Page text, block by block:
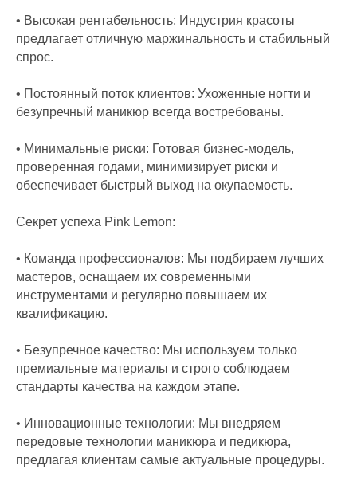
• Высокая рентабельность: Индустрия красоты
предлагает отличную маржинальность и стабильный
спрос.
• Постоянный поток клиентов: Ухоженные ногти и
безупречный маникюр всегда востребованы.
• Минимальные риски: Готовая бизнес-модель,
проверенная годами, минимизирует риски и
обеспечивает быстрый выход на окупаемость.
Секрет успеха Pink Lemon:
• Команда профессионалов: Мы подбираем лучших
мастеров, оснащаем их современными
инструментами и регулярно повышаем их
квалификацию.
• Безупречное качество: Мы используем только
премиальные материалы и строго соблюдаем
стандарты качества на каждом этапе.
• Инновационные технологии: Мы внедряем
передовые технологии маникюра и педикюра,
предлагая клиентам самые актуальные процедуры.